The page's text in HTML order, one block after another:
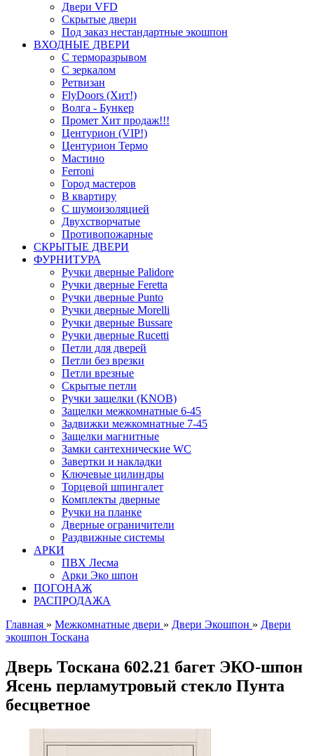
Двери VFD
Скрытые двери
Под заказ нестандартные экошпон
ВХОДНЫЕ ДВЕРИ
С терморазрывом
С зеркалом
Ретвизан
FlyDoors (Хит!)
Волга - Бункер
Промет Хит продаж!!!
Центурион (VIP!)
Центурион Термо
Мастино
Ferroni
Город мастеров
В квартиру
С шумоизоляцией
Двухстворчатые
Противопожарные
СКРЫТЫЕ ДВЕРИ
ФУРНИТУРА
Ручки дверные Palidore
Ручки дверные Feretta
Ручки дверные Punto
Ручки дверные Morelli
Ручки дверные Bussare
Ручки дверные Rucetti
Петли для дверей
Петли без врезки
Петли врезные
Скрытые петли
Ручки защелки (KNOB)
Защелки межкомнатные 6-45
Задвижки межкомнатные 7-45
Защелки магнитные
Замки сантехнические WC
Завертки и накладки
Ключевые цилиндры
Торцевой шпингалет
Комплекты дверные
Ручки на планке
Дверные ограничители
Раздвижные системы
АРКИ
ПВХ Лесма
Арки Эко шпон
ПОГОНАЖ
РАСПРОДАЖА
Главная » Межкомнатные двери » Двери Экошпон » Двери
экошпон Тоскана
Дверь Тоскана 602.21 багет ЭКО-шпон
Ясень перламутровый стекло Пунта
бесцветное